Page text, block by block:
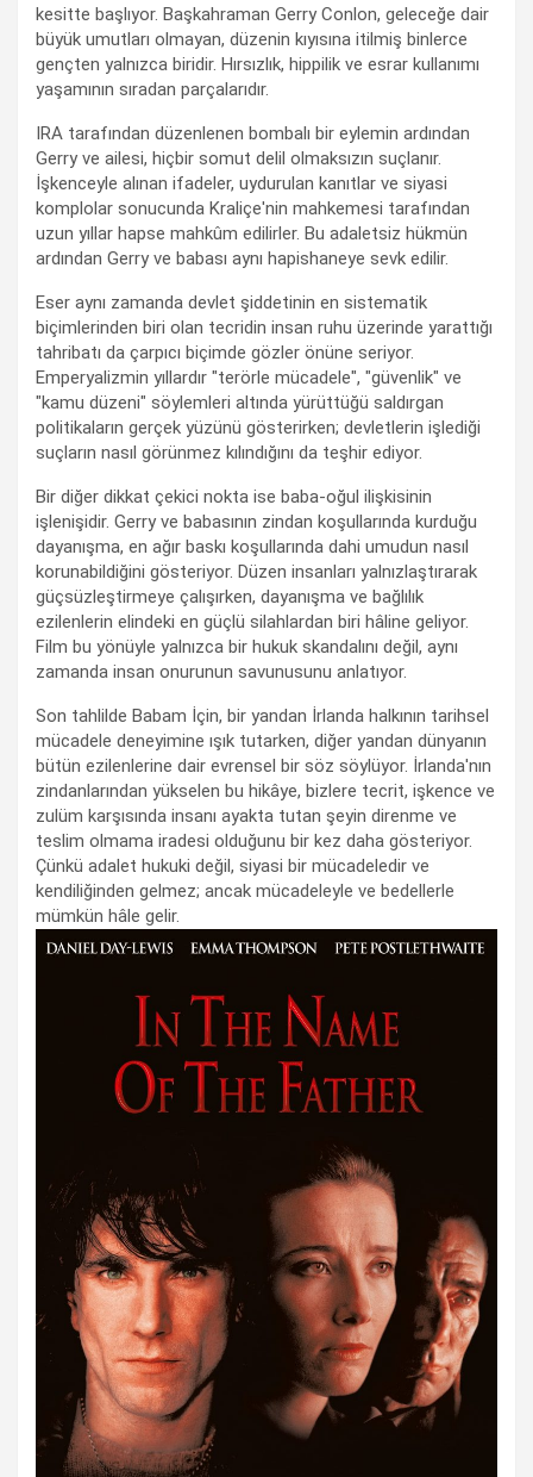
kesitte başlıyor. Başkahraman Gerry Conlon, geleceğe dair
büyük umutları olmayan, düzenin kıyısına itilmiş binlerce
gençten yalnızca biridir. Hırsızlık, hippilik ve esrar kullanımı
yaşamının sıradan parçalarıdır.
IRA tarafından düzenlenen bombalı bir eylemin ardından
Gerry ve ailesi, hiçbir somut delil olmaksızın suçlanır.
İşkenceyle alınan ifadeler, uydurulan kanıtlar ve siyasi
komplolar sonucunda Kraliçe'nin mahkemesi tarafından
uzun yıllar hapse mahkûm edilirler. Bu adaletsiz hükmün
ardından Gerry ve babası aynı hapishaneye sevk edilir.
Eser aynı zamanda devlet şiddetinin en sistematik
biçimlerinden biri olan tecridin insan ruhu üzerinde yarattığı
tahribatı da çarpıcı biçimde gözler önüne seriyor.
Emperyalizmin yıllardır "terörle mücadele", "güvenlik" ve
"kamu düzeni" söylemleri altında yürüttüğü saldırgan
politikaların gerçek yüzünü gösterirken; devletlerin işlediği
suçların nasıl görünmez kılındığını da teşhir ediyor.
Bir diğer dikkat çekici nokta ise baba-oğul ilişkisinin
işlenişidir. Gerry ve babasının zindan koşullarında kurduğu
dayanışma, en ağır baskı koşullarında dahi umudun nasıl
korunabildiğini gösteriyor. Düzen insanları yalnızlaştırarak
güçsüzleştirmeye çalışırken, dayanışma ve bağlılık
ezilenlerin elindeki en güçlü silahlardan biri hâline geliyor.
Film bu yönüyle yalnızca bir hukuk skandalını değil, aynı
zamanda insan onurunun savunusunu anlatıyor.
Son tahlilde Babam İçin, bir yandan İrlanda halkının tarihsel
mücadele deneyimine ışık tutarken, diğer yandan dünyanın
bütün ezilenlerine dair evrensel bir söz söylüyor. İrlanda'nın
zindanlarından yükselen bu hikâye, bizlere tecrit, işkence ve
zulüm karşısında insanı ayakta tutan şeyin direnme ve
teslim olmama iradesi olduğunu bir kez daha gösteriyor.
Çünkü adalet hukuki değil, siyasi bir mücadeledir ve
kendiliğinden gelmez; ancak mücadeleyle ve bedellerle
mümkün hâle gelir.